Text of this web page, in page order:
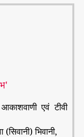
एवं टीवी
भिवानी,